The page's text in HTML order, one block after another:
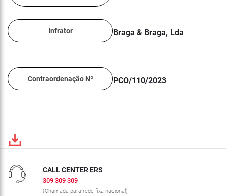
Infrator Braga & Braga, Lda
Contraordenação Nº PCO/110/2023
CALL CENTER ERS
309 309 309
(Chamada para rede fixa nacional)